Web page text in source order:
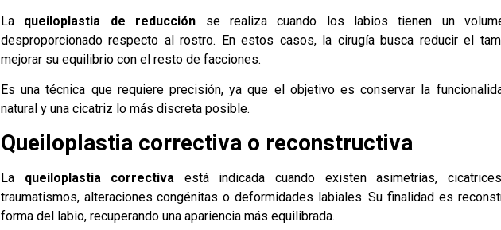
La queiloplastia de reducción se realiza cuando los labios tienen un
desproporcionado respecto al rostro. En estos casos, la cirugía busca reducir el
mejorar su equilibrio con el resto de facciones.
Es una técnica que requiere precisión, ya que el objetivo es conservar la
natural y una cicatriz lo más discreta posible.
Queiloplastia correctiva o reconstructiva
La queiloplastia correctiva está indicada cuando existen asimetrías,
traumatismos, alteraciones congénitas o deformidades labiales. Su finalidad es
forma del labio, recuperando una apariencia más equilibrada.